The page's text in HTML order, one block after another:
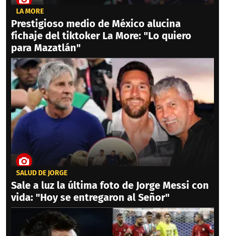
LA MORE
Prestigioso medio de México alucina
fichaje del tiktoker La More: "Lo quiero
para Mazatlán"
SALUD DE JORGE
Sale a luz la última foto de Jorge Messi con
vida: "Hoy se entregaron al Señor"